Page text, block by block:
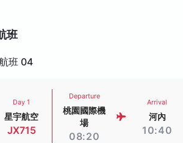
班
班 04
Day 1
星宇航空
JX715
Departure
桃園國際機
場
08:20
Arrival
河內
10:40